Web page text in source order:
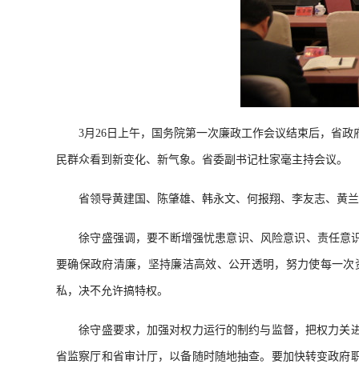
3月26日上午， 国务院第一次廉政工作会议结束后，省
民群众看到新变化、新气象。省委副书记杜家毫主持会议。
省领导黄建国、陈肇雄、韩永文、何报翔、李友志、黄
徐守盛强调 ，要不断增强忧患意识、风险意识、责任意
要确保政府清廉， 坚持廉洁高效、公开透明，努力使每一
私 ， 决不允许搞特权。
徐守盛要求，加强对权力运行的制约与监督，把权力关
省监察厅和省审计厅，以备随时随地抽查。 要加快转变政府